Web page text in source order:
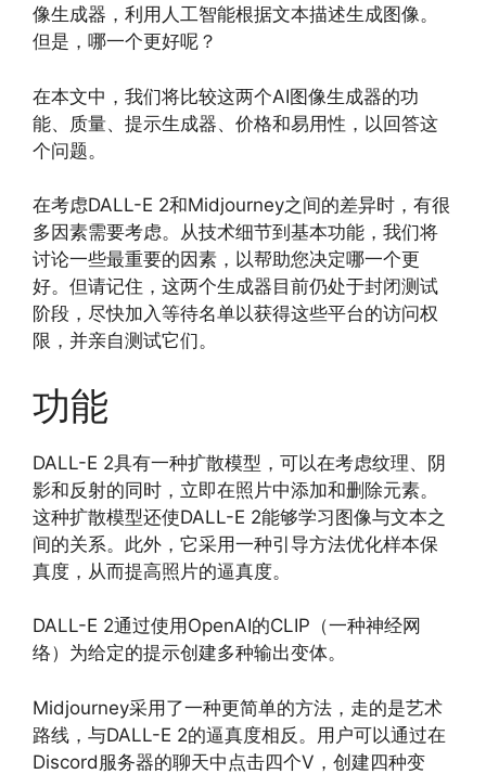
像生成器，利用人工智能根据文本描述生成图像。
但是，哪一个更好呢？
在本文中，我们将比较这两个AI图像生成器的功
能、质量、提示生成器、价格和易用性，以回答这
个问题。
在考虑DALL-E 2和Midjourney之间的差异时，有很
多因素需要考虑。从技术细节到基本功能，我们将
讨论一些最重要的因素，以帮助您决定哪一个更
好。但请记住，这两个生成器目前仍处于封闭测试
阶段，尽快加入等待名单以获得这些平台的访问权
限，并亲自测试它们。
功能
DALL-E 2具有一种扩散模型，可以在考虑纹理、阴
影和反射的同时，立即在照片中添加和删除元素。
这种扩散模型还使DALL-E 2能够学习图像与文本之
间的关系。此外，它采用一种引导方法优化样本保
真度，从而提高照片的逼真度。
DALL-E 2通过使用OpenAI的CLIP（一种神经网
络）为给定的提示创建多种输出变体。
Midjourney采用了一种更简单的方法，走的是艺术
路线，与DALL-E 2的逼真度相反。用户可以通过在
Discord服务器的聊天中点击四个V，创建四种变